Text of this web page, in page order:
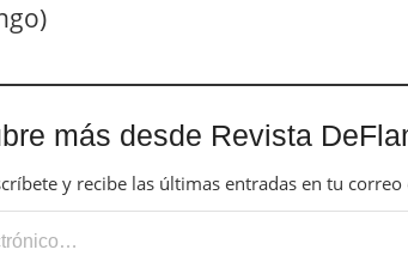
más desde Revista
y recibe las últimas entradas en tu correo